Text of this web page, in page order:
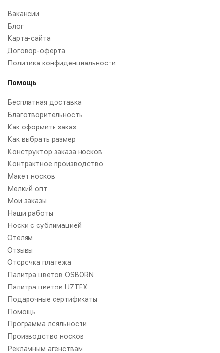
Вакансии
Блог
Карта-сайта
Договор-оферта
Политика конфиденциальности
Помощь
Бесплатная доставка
Благотворительность
Как оформить заказ
Как выбрать размер
Конструктор заказа носков
Контрактное производство
Макет носков
Мелкий опт
Мои заказы
Наши работы
Носки с сублимацией
Отелям
Отзывы
Отсрочка платежа
Палитра цветов OSBORN
Палитра цветов UZTEX
Подарочные сертификаты
Помощь
Программа лояльности
Производство носков
Рекламным агенствам